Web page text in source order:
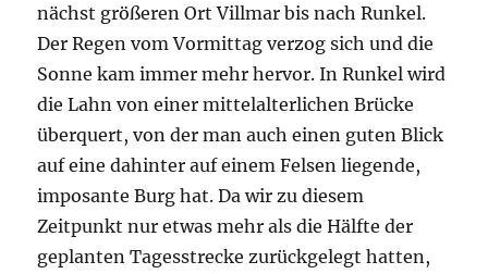
nächst größeren Ort Villmar bis nach Runkel.
Der Regen vom Vormittag verzog sich und die
Sonne kam immer mehr hervor. In Runkel wird
die Lahn von einer mittelalterlichen Brücke
überquert, von der man auch einen guten Blick
auf eine dahinter auf einem Felsen liegende,
imposante Burg hat. Da wir zu diesem
Zeitpunkt nur etwas mehr als die Hälfte der
geplanten Tagesstrecke zurückgelegt hatten,